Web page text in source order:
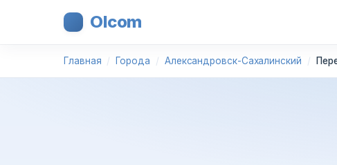
Olcom
Главная Города Александровск-Сахалинский